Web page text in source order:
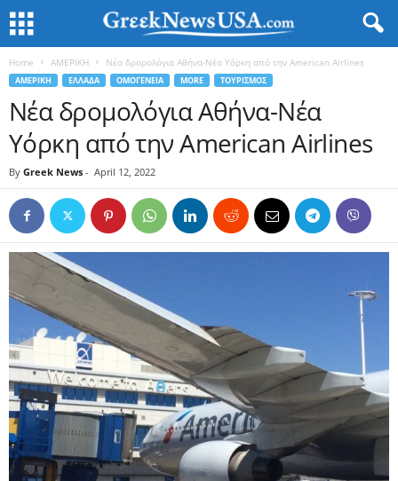
Home ΑΜΕΡΙΚΗ Νέα δρομολόγια Αθήνα-Νέα Υόρκη από την American Airlines
ΑΜΕΡΙΚΗ ΕΛΛΑΔΑ ΟΜΟΓΕΝΕΙΑ MORE ΤΟΥΡΙΣΜΟΣ
Νέα δρομολόγια Αθήνα-Νέα
Υόρκη από την American Airlines
By Greek News - April 12, 2022